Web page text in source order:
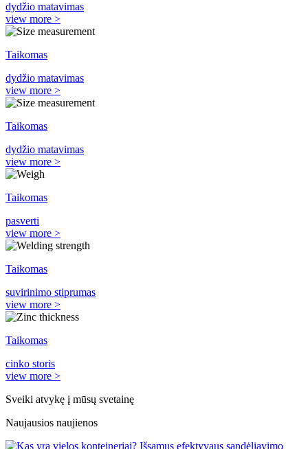
dydžio matavimas
view more >
Taikomas
dydžio matavimas
view more >
Taikomas
dydžio matavimas
view more >
Taikomas
pasverti
view more >
Taikomas
suvirinimo stiprumas
view more >
Taikomas
cinko storis
view more >
Sveiki atvykę į mūsų svetainę
Naujausios naujienos